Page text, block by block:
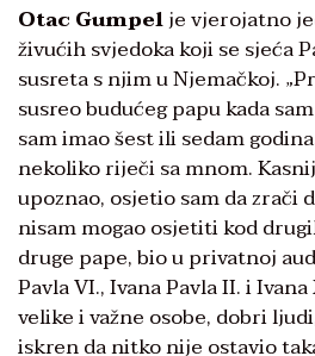
Otac Gumpelje vjerojatno
živućih svjedoka koji se sjeća
susreta s njim u Njemačkoj.
susreo budućeg papu kada
sam imao šest ili sedam
nekoliko riječi sa mnom.
upoznao, osjetio sam da zrači
nisam mogao osjetiti kod
druge pape, bio u privatnoj
Pavla VI., Ivana Pavla II. i
velike i važne osobe, dobri
iskren da nitko nije ostavio